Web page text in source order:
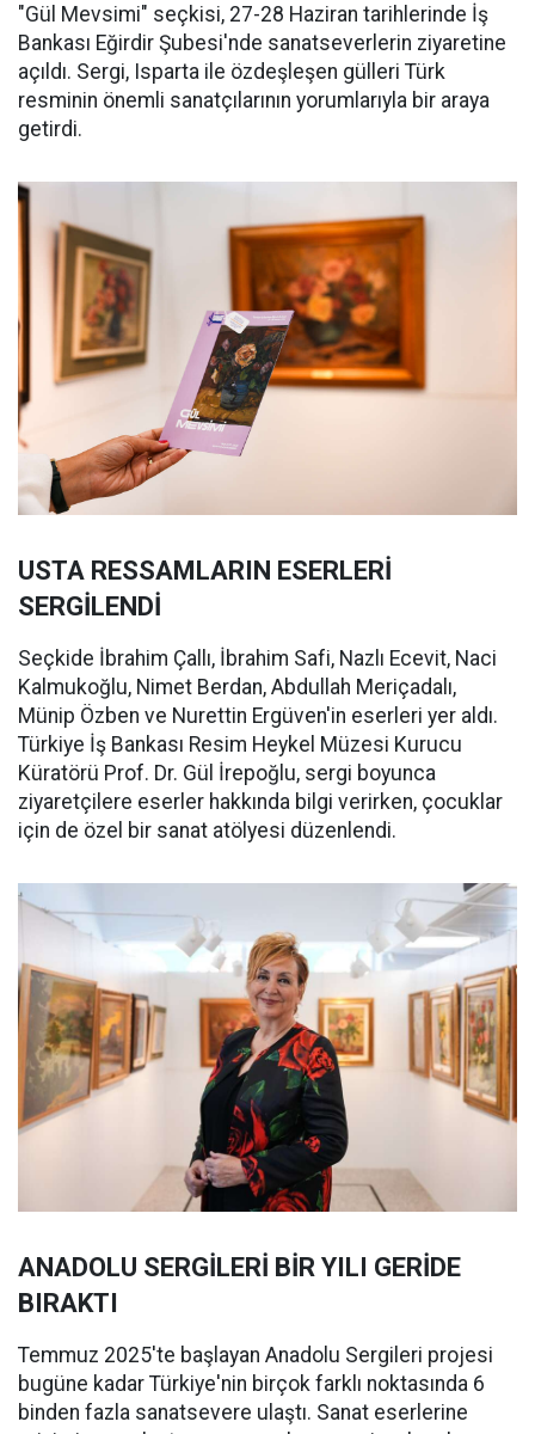
"Gül Mevsimi" seçkisi, 27-28 Haziran tarihlerinde İş
Bankası Eğirdir Şubesi'nde sanatseverlerin ziyaretine
açıldı. Sergi, Isparta ile özdeşleşen gülleri Türk
resminin önemli sanatçılarının yorumlarıyla bir araya
getirdi.
USTA RESSAMLARIN ESERLERİ
SERGİLENDİ
Seçkide İbrahim Çallı, İbrahim Safi, Nazlı Ecevit, Naci
Kalmukoğlu, Nimet Berdan, Abdullah Meriçadalı,
Münip Özben ve Nurettin Ergüven'in eserleri yer aldı.
Türkiye İş Bankası Resim Heykel Müzesi Kurucu
Küratörü Prof. Dr. Gül İrepoğlu, sergi boyunca
ziyaretçilere eserler hakkında bilgi verirken, çocuklar
için de özel bir sanat atölyesi düzenlendi.
ANADOLU SERGİLERİ BİR YILI GERİDE
BIRAKTI
Temmuz 2025'te başlayan Anadolu Sergileri projesi
bugüne kadar Türkiye'nin birçok farklı noktasında 6
binden fazla sanatsevere ulaştı. Sanat eserlerine